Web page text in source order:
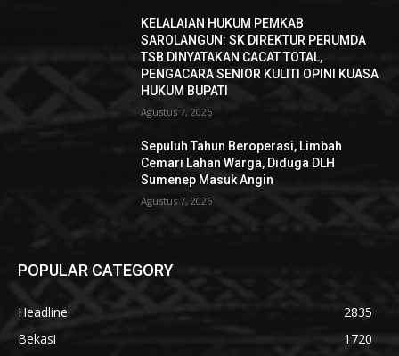
KELALAIAN HUKUM PEMKAB
SAROLANGUN: SK DIREKTUR PERUMDA
TSB DINYATAKAN CACAT TOTAL,
PENGACARA SENIOR KULITI OPINI KUASA
HUKUM BUPATI
Agustus 7, 2026
Sepuluh Tahun Beroperasi, Limbah
Cemari Lahan Warga, Diduga DLH
Sumenep Masuk Angin
Agustus 7, 2026
POPULAR CATEGORY
Headline
2835
Bekasi
1720